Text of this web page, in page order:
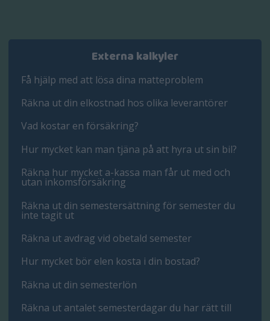
Externa kalkyler
Få hjälp med att lösa dina matteproblem
Räkna ut din elkostnad hos olika leverantörer
Vad kostar en försäkring?
Hur mycket kan man tjäna på att hyra ut sin bil?
Räkna hur mycket a-kassa man får ut med och
utan inkomsförsäkring
Räkna ut din semestersättning för semester du
inte tagit ut
Räkna ut avdrag vid obetald semester
Hur mycket bör elen kosta i din bostad?
Räkna ut din semesterlön
Räkna ut antalet semesterdagar du har rätt till